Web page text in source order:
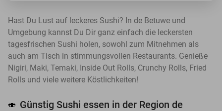
Hast Du Lust auf leckeres Sushi? In de Betuwe und
Umgebung kannst Du Dir ganz einfach die leckersten
tagesfrischen Sushi holen, sowohl zum Mitnehmen als
auch am Tisch in stimmungsvollen Restaurants. Genieße
Nigiri, Maki, Temaki, Inside Out Rolls, Crunchy Rolls, Fried
Rolls und viele weitere Köstlichkeiten!
🍣 Günstig Sushi essen in der Region de